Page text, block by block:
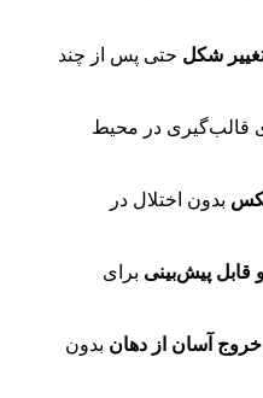
تغییر شکل حتی پس از چند
قالب‌گیری در محیط
بدون اختلال در
پیش‌بینی برای
خروج آسان از دهان بدون